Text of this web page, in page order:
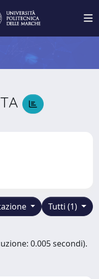
Tutti (1)
0.005 secondi).